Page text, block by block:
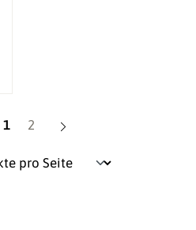
Seite
1 Seite
2